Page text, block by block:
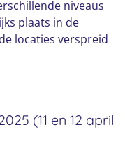
niveaus
plaats in de
locaties verspreid
(11 en 12 april